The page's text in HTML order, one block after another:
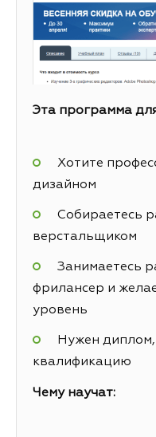
Эта программа
Хотите
дизайном
Собираетесь
верстальщиком
Занимаетесь
фрилансер и
уровень
Нужен
квалификацию
Чему научат: